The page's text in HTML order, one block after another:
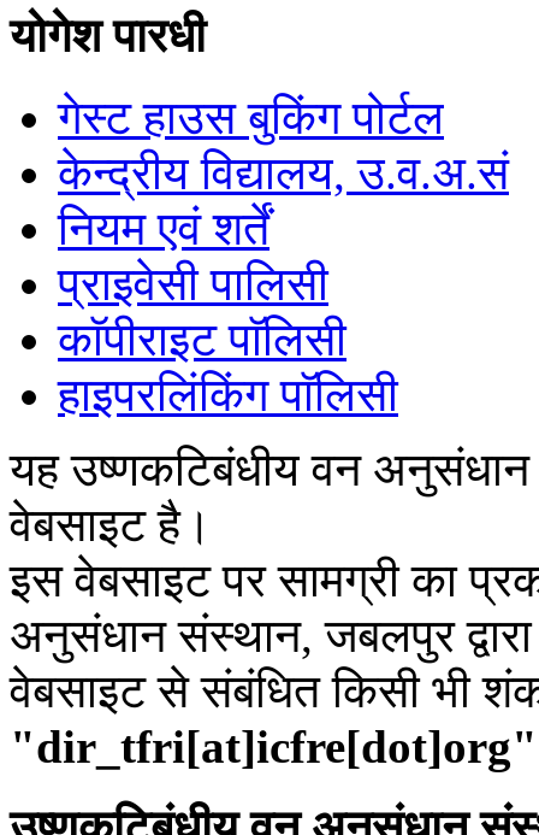
योगेश पारधी
गेस्ट हाउस बुकिंग पोर्टल
केन्द्रीय विद्यालय, उ.व.अ.सं
नियम एवं शर्तें
प्राइवेसी पालिसी
काॅपीराइट पाॅलिसी
हाइपरलिंकिंग पाॅलिसी
यह उष्णकटिबंधीय वन
वेबसाइट है।
इस वेबसाइट पर सामग्री का
अनुसंधान संस्थान, जबलपुर
वेबसाइट से संबंधित किसी भी
"dir_tfri[at]icfre[dot]org"